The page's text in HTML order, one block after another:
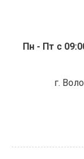
Пн - Пт с
г.